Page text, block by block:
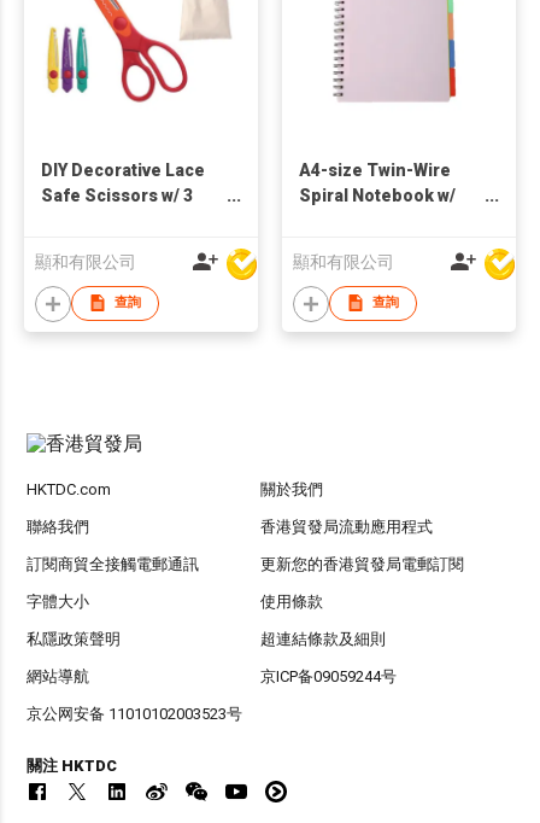
DIY Decorative Lace
Safe Scissors w/ 3
顯和有限公司
查詢
A4-size Twin-Wire
Spiral Notebook w/
顯和有限公司
查詢
HKTDC.com 關於我們
聯絡我們 香港貿發局流動應用程式
訂閱商貿全接觸電郵通訊 更新您的香港貿發局電郵訂閱
字體大小 使用條款
私隱政策聲明 超連結條款及細則
網站導航 京ICP备09059244号
京公网安备 11010102003523号
關注 HKTDC